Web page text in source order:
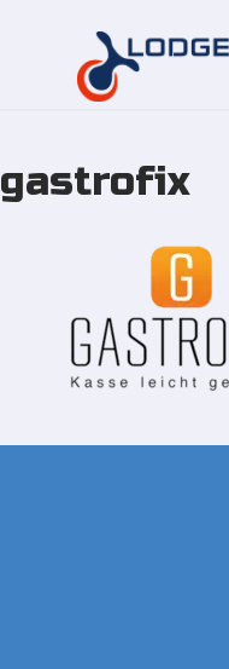
Overslaan
naar
gastrofix